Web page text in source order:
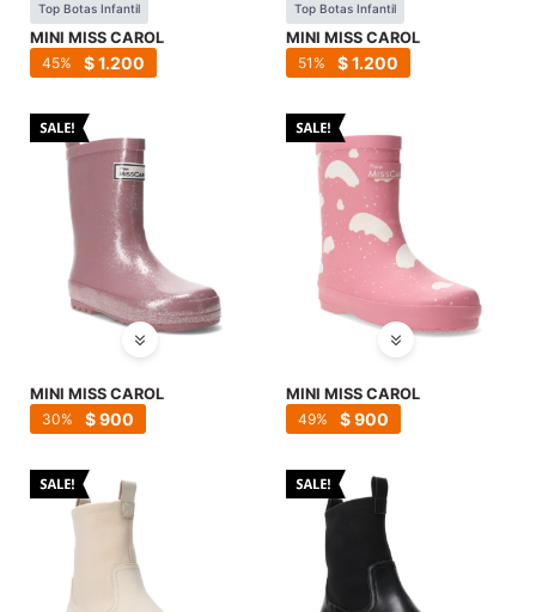
Top Botas Infantil
MINI MISS CAROL
$1.200
45
Top Botas Infantil
MINI MISS CAROL
$1.200
51
MINI MISS CAROL
$900
30
MINI MISS CAROL
$900
49